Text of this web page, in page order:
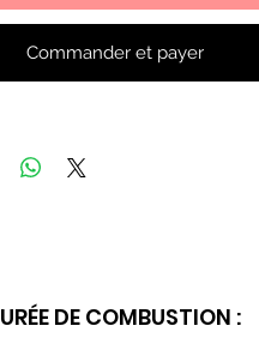
Commander et payer
DE COMBUSTION :